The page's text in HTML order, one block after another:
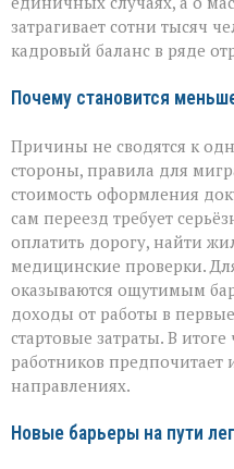
затрагивает сотни тысяч
кадровый баланс в ряде
Почему становится
Причины не сводятся к
стороны, правила для
стоимость оформления
сам переезд требует
оплатить дорогу, найти
медицинские проверки.
оказываются ощутимым
доходы от работы в
стартовые затраты. В
работников предпочитает
направлениях.
Новые барьеры на пути